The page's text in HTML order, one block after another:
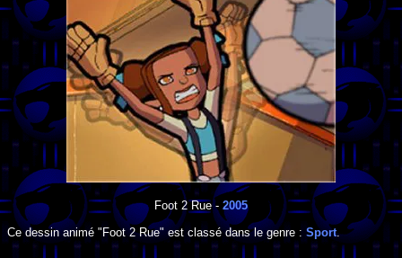
Foot 2 Rue- 2005
Ce dessin animé "Foot 2 Rue" est classé dans le genre : Sport.